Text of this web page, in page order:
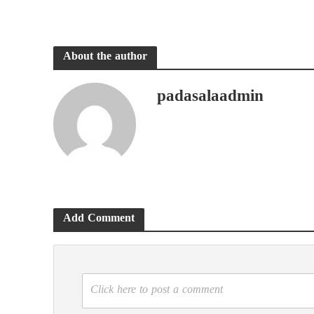
About the author
padasalaadmin
Add Comment
Click here to post a comment